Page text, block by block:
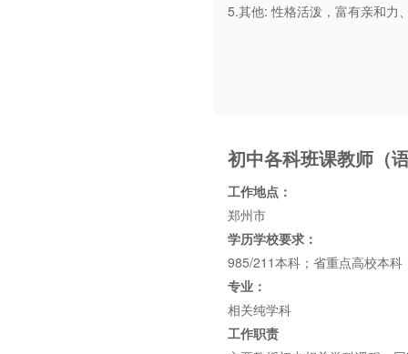
5.其他: 性格活泼，富有亲和力
初中各科班课教师（
工作地点：
郑州市
学历学校要求：
985/211本科；省重点高校本科
专业：
相关纯学科
工作职责